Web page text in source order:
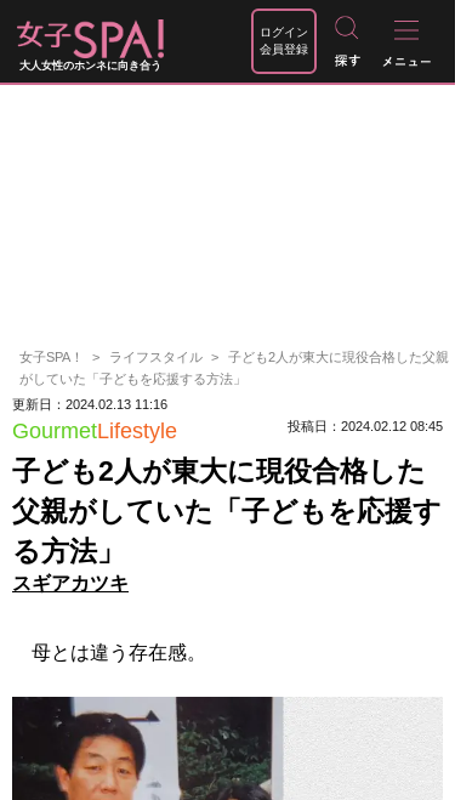
大人女性のホンネに向き合う
ログイン
会員登録
女子SPA！ ライフスタイル
子ども2人が東大に現役合格した父親
がしていた「子どもを応援する方法」
更新日：2024.02.13 11:16
GourmetLifestyle 投稿日：2024.02.12 08:45
子ども2人が東大に現役合格した
父親がしていた「子どもを応援す
る方法」
スギアカツキ
母とは違う存在感。